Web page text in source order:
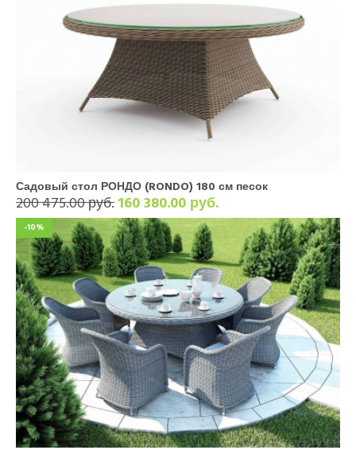
Садовый стол РОНДО (RONDO) 180 см песок
200 475.00 руб.160 380.00 руб.
-10%